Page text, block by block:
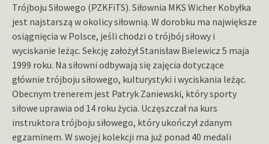
Trójboju Siłowego (PZKFiTS). Siłownia MKS Wicher Kobyłka
jest najstarszą w okolicy siłownią. W dorobku ma największe
osiągnięcia w Polsce, jeśli chodzi o trójbój siłowy i
wyciskanie leżąc. Sekcję założył Stanisław Bielewicz 5 maja
1999 roku. Na siłowni odbywają się zajęcia dotyczące
głównie trójboju siłowego, kulturystyki i wyciskania leżąc.
Obecnym trenerem jest Patryk Zaniewski, który sporty
siłowe uprawia od 14 roku życia. Uczęszczał na kurs
instruktora trójboju siłowego, który ukończył zdanym
egzaminem. W swojej kolekcji ma już ponad 40 medali